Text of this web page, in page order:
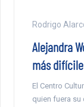
Rodrigo
Alejandra
más
El Centro
quien fuera su